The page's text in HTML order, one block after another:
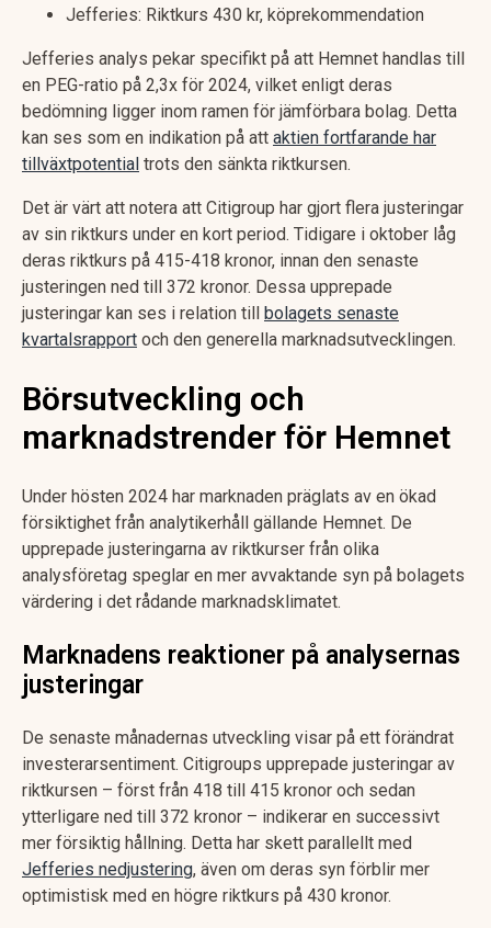
Jefferies: Riktkurs 430 kr, köprekommendation
Jefferies analys pekar specifikt på att Hemnet handlas till
en PEG-ratio på 2,3x för 2024, vilket enligt deras
bedömning ligger inom ramen för jämförbara bolag. Detta
kan ses som en indikation på att aktien fortfarande har
tillväxtpotential trots den sänkta riktkursen.
Det är värt att notera att Citigroup har gjort flera justeringar
av sin riktkurs under en kort period. Tidigare i oktober låg
deras riktkurs på 415-418 kronor, innan den senaste
justeringen ned till 372 kronor. Dessa upprepade
justeringar kan ses i relation till bolagets senaste
kvartalsrapport och den generella marknadsutvecklingen.
Börsutveckling och
marknadstrender för Hemnet
Under hösten 2024 har marknaden präglats av en ökad
försiktighet från analytikerhåll gällande Hemnet. De
upprepade justeringarna av riktkurser från olika
analysföretag speglar en mer avvaktande syn på bolagets
värdering i det rådande marknadsklimatet.
Marknadens reaktioner på analysernas
justeringar
De senaste månadernas utveckling visar på ett förändrat
investerarsentiment. Citigroups upprepade justeringar av
riktkursen – först från 418 till 415 kronor och sedan
ytterligare ned till 372 kronor – indikerar en successivt
mer försiktig hållning. Detta har skett parallellt med
Jefferies nedjustering, även om deras syn förblir mer
optimistisk med en högre riktkurs på 430 kronor.